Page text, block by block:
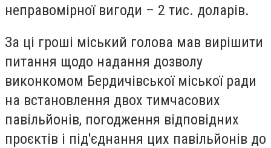
неправомірної вигоди – 2 тис. доларів.
За ці гроші міський голова мав вирішити
питання щодо надання дозволу
виконкомом Бердичівської міської ради
на встановлення двох тимчасових
павільйонів, погодження відповідних
проєктів і під'єднання цих павільйонів до